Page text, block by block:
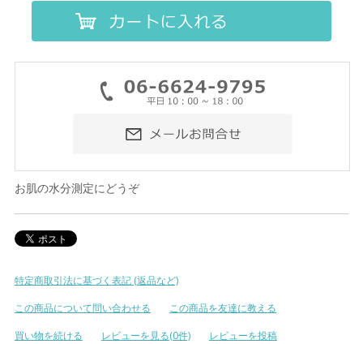
お肌の水分測定にどうぞ
特定商取引法に基づく表記 (返品など)
この商品について問い合わせる
この商品を友達に教える
買い物を続ける
レビューを見る(0件) レビューを投稿